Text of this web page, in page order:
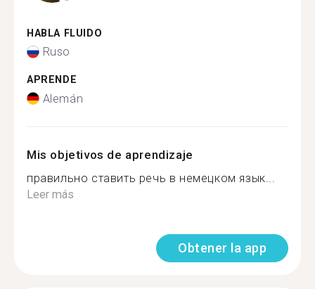
HABLA FLUIDO
Ruso
APRENDE
Alemán
Mis objetivos de aprendizaje
правильно ставить речь в немецком язык...
Leer más
Obtener la app